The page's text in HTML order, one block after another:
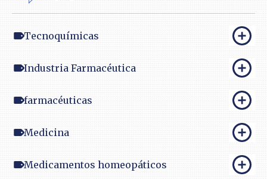
Tecnoquímicas
Industria Farmacéutica
farmacéuticas
Medicina
Medicamentos homeopáticos